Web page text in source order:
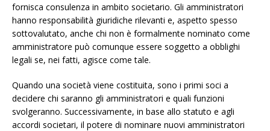
fornisca consulenza in ambito societario. Gli amministratori
hanno responsabilità giuridiche rilevanti e, aspetto spesso
sottovalutato, anche chi non è formalmente nominato come
amministratore può comunque essere soggetto a obblighi
legali se, nei fatti, agisce come tale.
Quando una società viene costituita, sono i primi soci a
decidere chi saranno gli amministratori e quali funzioni
svolgeranno. Successivamente, in base allo statuto e agli
accordi societari, il potere di nominare nuovi amministratori